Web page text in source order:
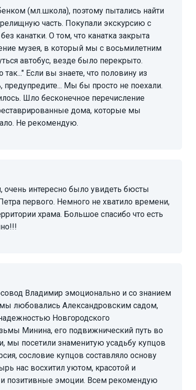
часть. Покупали экскурсию с
канатки. О том, что канатка закрыта
музея, в который мы с восьмилетним
автобус, везде было перекрыто.
Если вы знаете, что половину из
Мы бы просто не поехали.
Шло бесконечное перечисление
дома, которые мы
Не рекомендую.
первого. Немного не хватило времени,
храма. Большое спасибо что есть
любовались Александровским садом,
Новгородского
Минина, его подвижнический путь во
мы посетили знаменитую усадьбу купцов
сословие купцов составляло основу
нас восхитил уютом, красотой и
и позитивные эмоции. Всем рекомендую